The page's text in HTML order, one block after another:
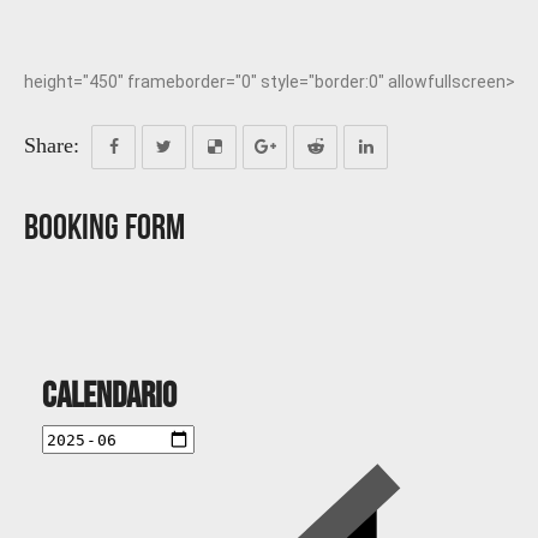
height="450" frameborder="0" style="border:0" allowfullscreen>
Share:
Booking Form
Calendario